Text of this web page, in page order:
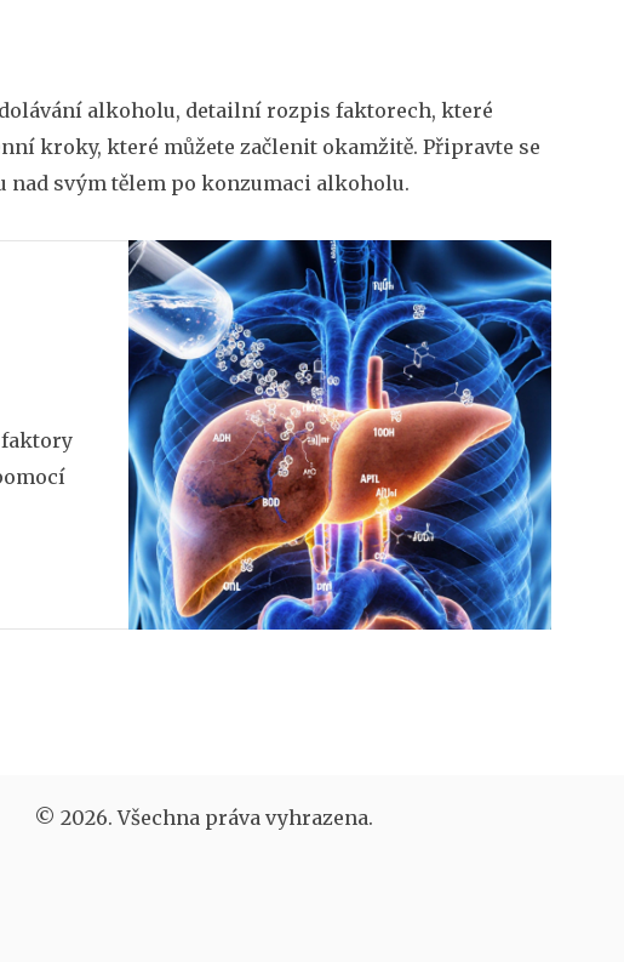
alkoholu, detailní rozpis faktorech, které
kroky, které můžete začlenit okamžitě. Připravte se
svým tělem po konzumaci alkoholu.
faktory
© 2026. Všechna práva vyhrazena.